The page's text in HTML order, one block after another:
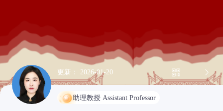
更新： 2026-01-20
助理教授 Assistant Professor